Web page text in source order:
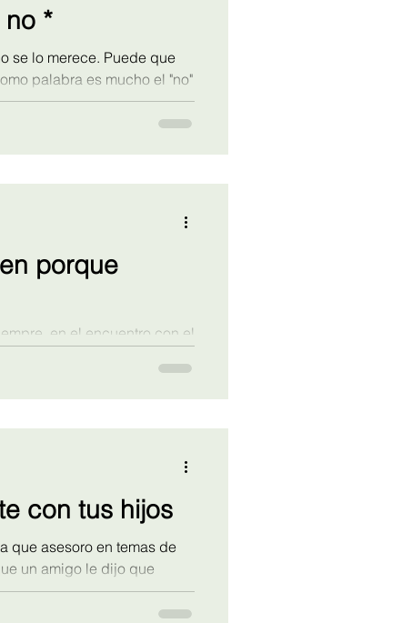
*
Puede que
palabra es mucho el "no"
porque
en el encuentro con el
y nuestra diferencia. Ese
de toda relación y una
con tus hijos
que asesoro en temas de
un amigo le dijo que
Su respuesta fue la
en el tema y lo sigo